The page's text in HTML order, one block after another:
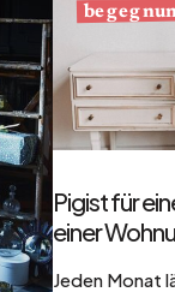
Pigist für
einer
Jeden Monat